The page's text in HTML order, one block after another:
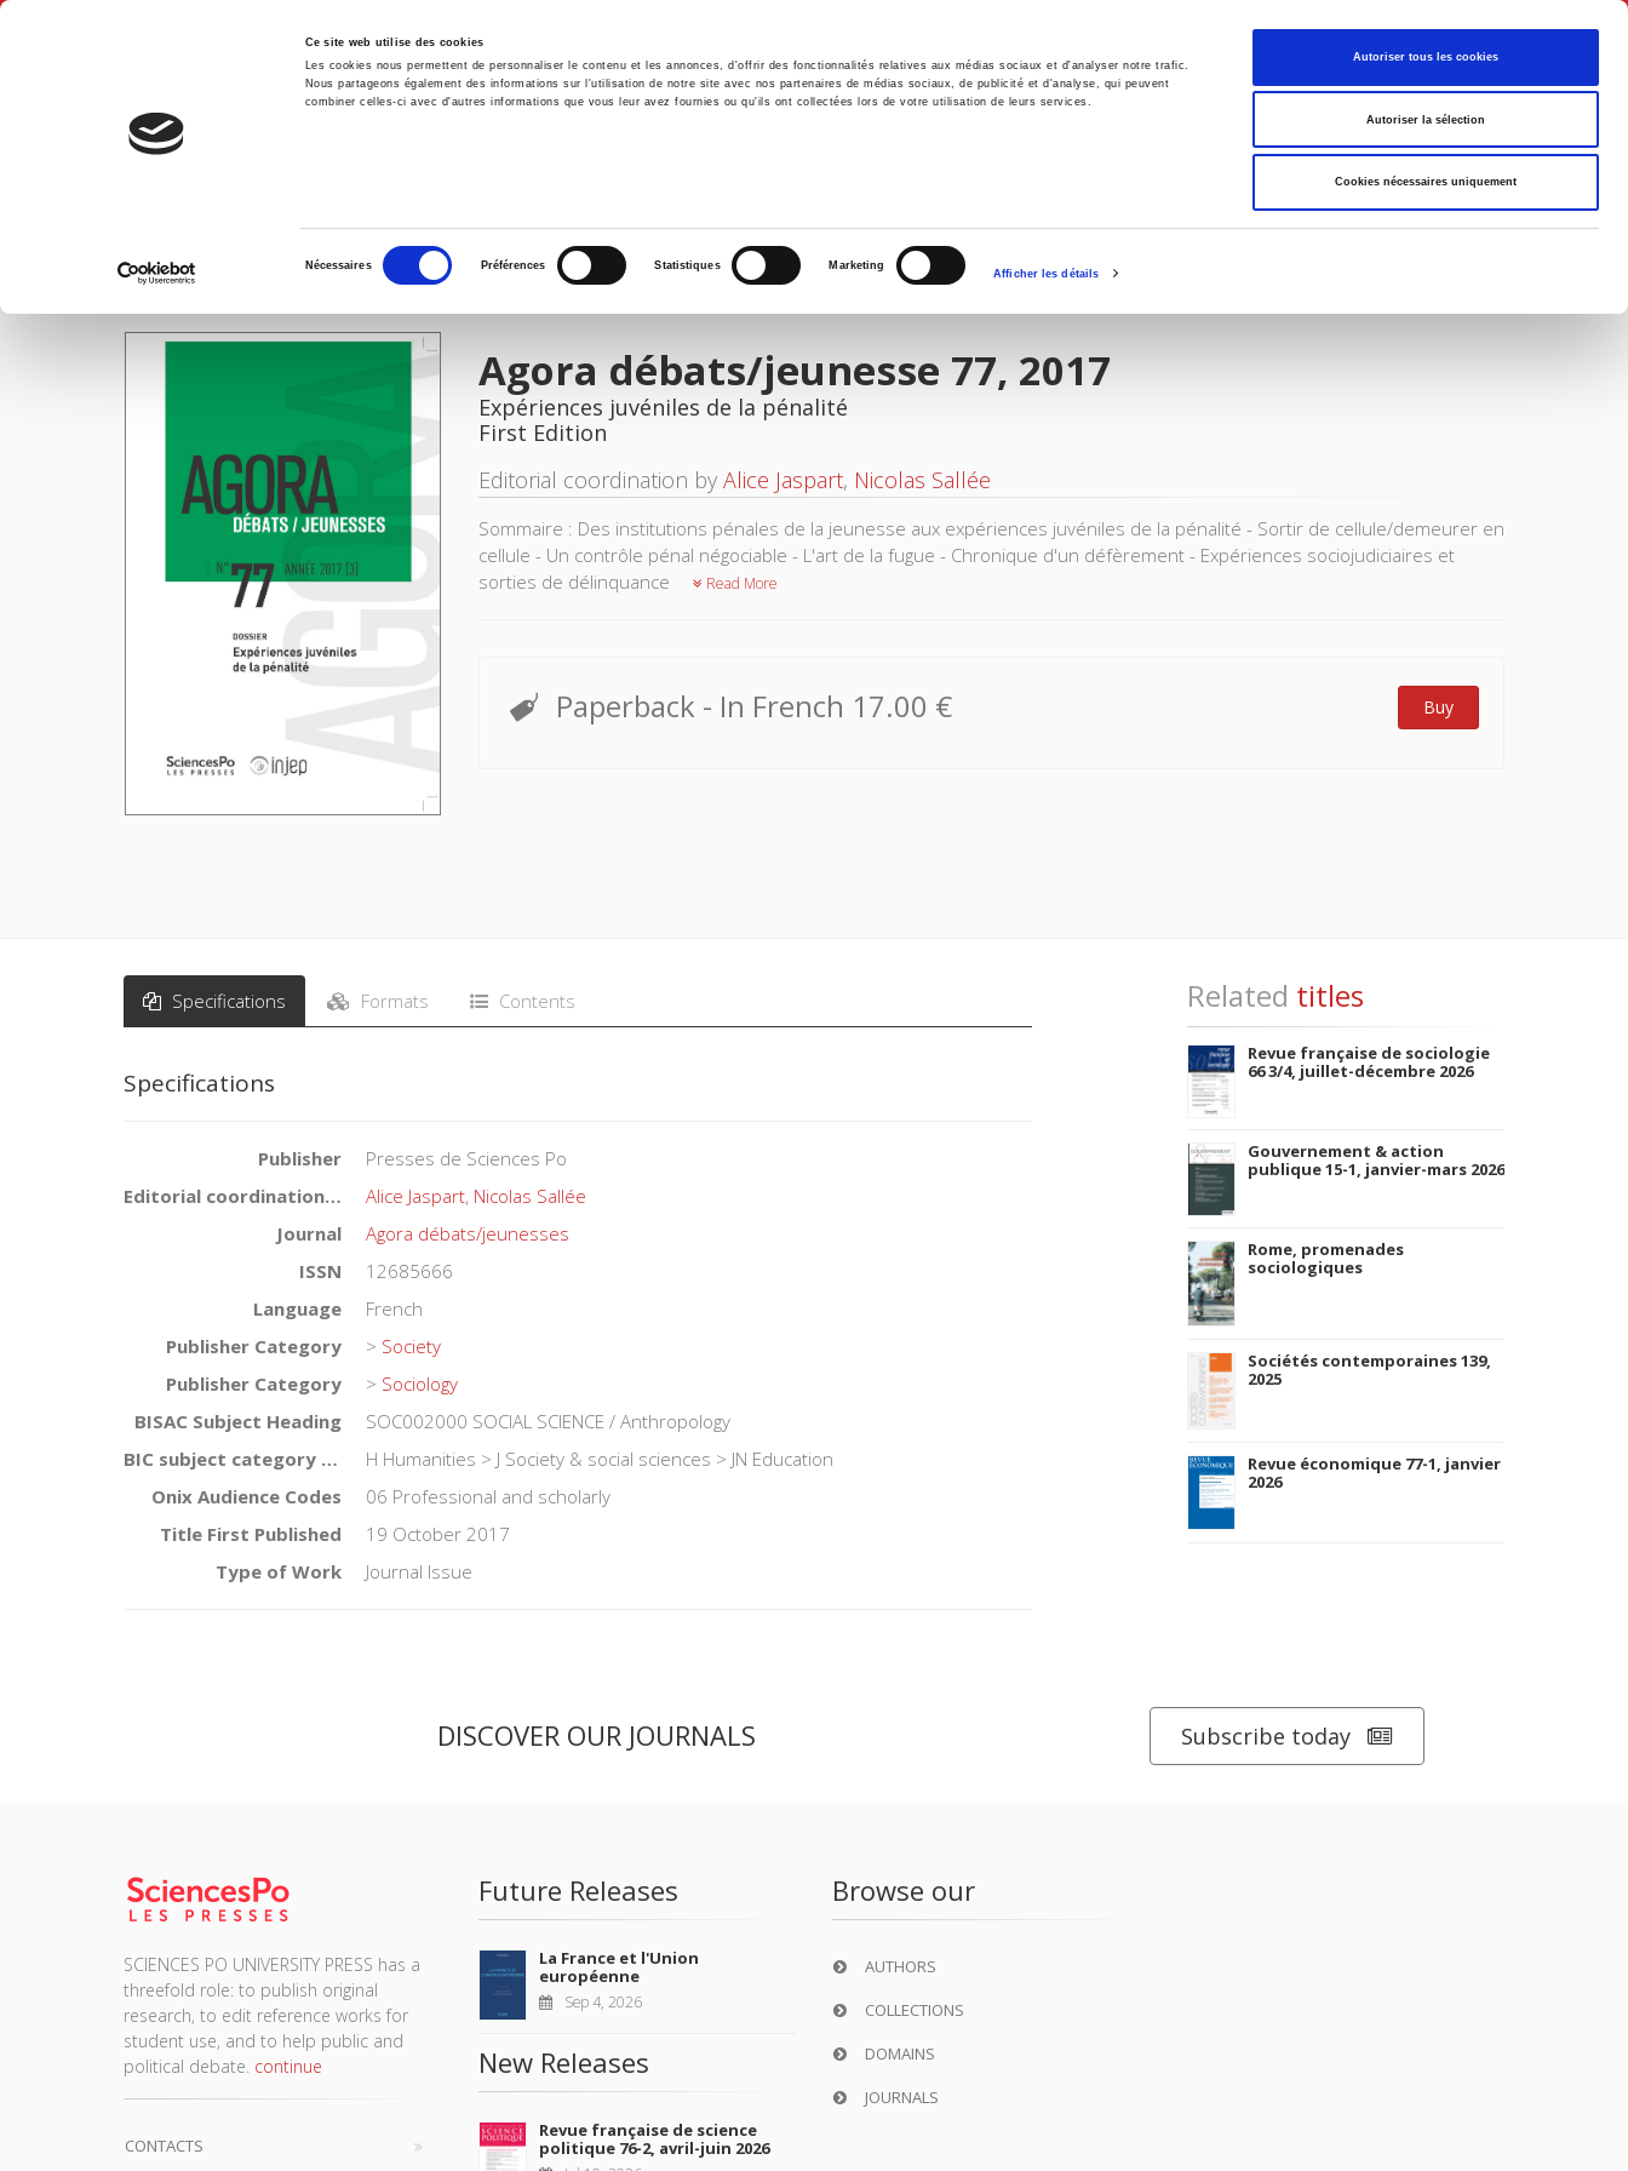
Ce site web utilise des cookies
Les cookies nous permettent de personnaliser le contenu et les annonces, d'offrir des fonctionnalités relatives aux médias sociaux et d'analyser notre trafic.
Nous partageons également des informations sur l'utilisation de notre site avec nos partenaires de médias sociaux, de publicité et d'analyse, qui peuvent
combiner celles-ci avec d'autres informations que vous leur avez fournies ou qu'ils ont collectées lors de votre utilisation de leurs services.
consentement
Nécessaires Préférences Statistiques Marketing
Afficher les détails
Autoriser tous les cookies
Autoriser la sélection
Cookies nécessaires uniquement
English
Home Environment History International Politics
IMAGES
Agora débats/jeunesse 77, 2017
Expériences juvéniles de la pénalité
First Edition
Editorial coordination by Alice Jaspart, Nicolas Sallée
Sommaire : Des institutions pénales de la jeunesse aux expériences juvéniles de la pénalité - Sortir de cellule/demeurer en
cellule - Un contrôle pénal négociable - L'art de la fugue - Chronique d'un défèrement - Expériences sociojudiciaires et
sorties de délinquance
Read More
Paperback - In French 17.00 € Buy
Specifications Formats Contents
Specifications
Publisher
Presses de Sciences Po
Editorial coordination by
Alice Jaspart, Nicolas Sallée
Journal
Agora débats/jeunesses
ISSN
12685666
Language
French
Publisher Category
> Society
Publisher Category
> Sociology
BISAC Subject Heading
SOC002000 SOCIAL SCIENCE / Anthropology
BIC subject category (UK)
H Humanities > J Society & social sciences > JN Education
Onix Audience Codes
06 Professional and scholarly
Title First Published
19 October 2017
Type of Work
Journal Issue
Related titles
Revue française de sociologie
66 3/4, juillet-décembre 2026
Gouvernement & action
publique 15-1, janvier-mars 2026
Rome, promenades
sociologiques
Sociétés contemporaines 139,
2025
Revue économique 77-1, janvier
2026
DISCOVER OUR JOURNALS Subscribe today
SCIENCES PO UNIVERSITY PRESS has a
threefold role: to publish original
research, to edit reference works for
student use, and to help public and
political debate. continue
CONTACTS
Future Releases
La France et l'Union
européenne
Sep 4, 2026
New Releases
Revue française de science
politique 76-2, avril-juin 2026
Browse our
AUTHORS
COLLECTIONS
DOMAINS
JOURNALS